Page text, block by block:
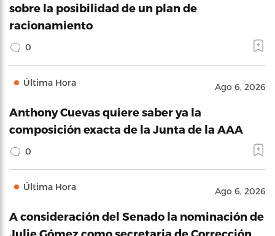
sobre la posibilidad de un plan de
racionamiento
0
Última Hora Ago 6, 2026
Anthony Cuevas quiere saber ya la
composición exacta de la Junta de la AAA
0
Última Hora Ago 6, 2026
A consideración del Senado la nominación de
Julie Gómez como secretaria de Corrección